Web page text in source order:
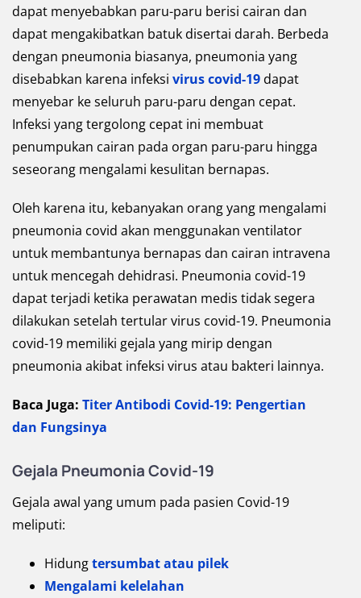
dapat menyebabkan paru-paru berisi cairan dan
dapat mengakibatkan batuk disertai darah. Berbeda
dengan pneumonia biasanya, pneumonia yang
disebabkan karena infeksi virus covid-19 dapat
menyebar ke seluruh paru-paru dengan cepat.
Infeksi yang tergolong cepat ini membuat
penumpukan cairan pada organ paru-paru hingga
seseorang mengalami kesulitan bernapas.
Oleh karena itu, kebanyakan orang yang mengalami
pneumonia covid akan menggunakan ventilator
untuk membantunya bernapas dan cairan intravena
untuk mencegah dehidrasi. Pneumonia covid-19
dapat terjadi ketika perawatan medis tidak segera
dilakukan setelah tertular virus covid-19. Pneumonia
covid-19 memiliki gejala yang mirip dengan
pneumonia akibat infeksi virus atau bakteri lainnya.
Baca Juga: Titer Antibodi Covid-19: Pengertian
dan Fungsinya
Gejala Pneumonia Covid-19
Gejala awal yang umum pada pasien Covid-19
meliputi:
Hidungtersumbat atau pilek
Mengalami kelelahan